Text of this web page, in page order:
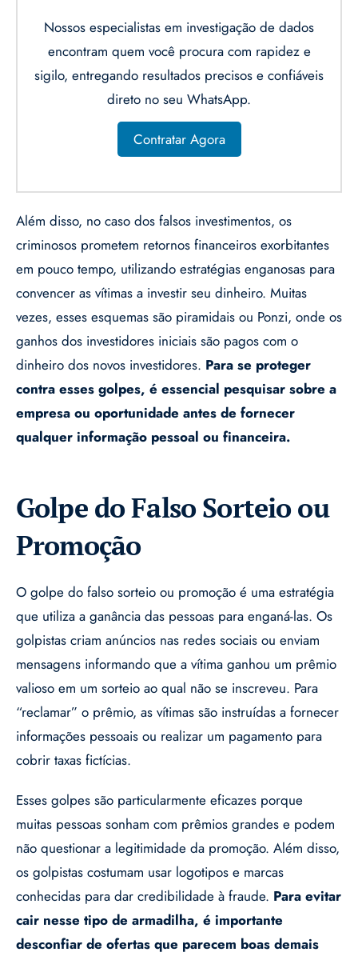
Nossos especialistas em investigação de dados
encontram quem você procura com rapidez e
sigilo, entregando resultados precisos e confiáveis
direto no seu WhatsApp.
Contratar Agora
Além disso, no caso dos falsos investimentos, os
criminosos prometem retornos financeiros exorbitantes
em pouco tempo, utilizando estratégias enganosas para
convencer as vítimas a investir seu dinheiro. Muitas
vezes, esses esquemas são piramidais ou Ponzi, onde os
ganhos dos investidores iniciais são pagos com o
dinheiro dos novos investidores. Para se proteger
contra esses golpes, é essencial pesquisar sobre a
empresa ou oportunidade antes de fornecer
qualquer informação pessoal ou financeira.
Golpe do Falso Sorteio ou
Promoção
O golpe do falso sorteio ou promoção é uma estratégia
que utiliza a ganância das pessoas para enganá-las. Os
golpistas criam anúncios nas redes sociais ou enviam
mensagens informando que a vítima ganhou um prêmio
valioso em um sorteio ao qual não se inscreveu. Para
“reclamar” o prêmio, as vítimas são instruídas a fornecer
informações pessoais ou realizar um pagamento para
cobrir taxas fictícias.
Esses golpes são particularmente eficazes porque
muitas pessoas sonham com prêmios grandes e podem
não questionar a legitimidade da promoção. Além disso,
os golpistas costumam usar logotipos e marcas
conhecidas para dar credibilidade à fraude. Para evitar
cair nesse tipo de armadilha, é importante
desconfiar de ofertas que parecem boas demais